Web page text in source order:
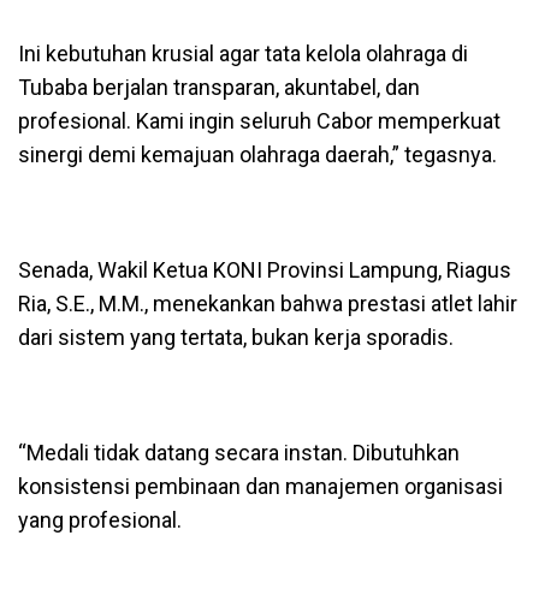
Ini kebutuhan krusial agar tata kelola olahraga di
Tubaba berjalan transparan, akuntabel, dan
profesional. Kami ingin seluruh Cabor memperkuat
sinergi demi kemajuan olahraga daerah,” tegasnya.
Senada, Wakil Ketua KONI Provinsi Lampung, Riagus
Ria, S.E., M.M., menekankan bahwa prestasi atlet lahir
dari sistem yang tertata, bukan kerja sporadis.
“Medali tidak datang secara instan. Dibutuhkan
konsistensi pembinaan dan manajemen organisasi
yang profesional.